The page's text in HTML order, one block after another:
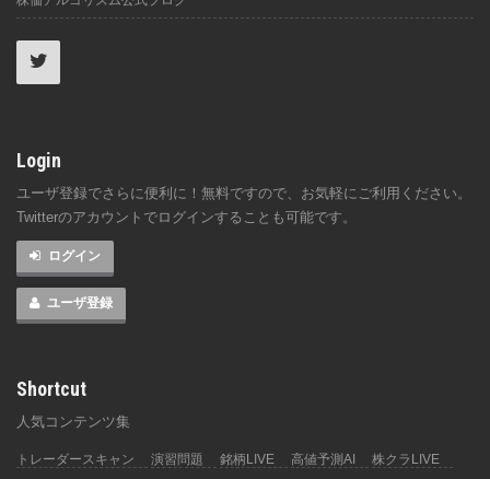
Login
ユーザ登録でさらに便利に！無料ですので、お気軽にご利用ください。
Twitterのアカウントでログインすることも可能です。
ログイン
ユーザ登録
Shortcut
人気コンテンツ集
トレーダースキャン 演習問題 銘柄LIVE 高値予測AI 株クラLIVE